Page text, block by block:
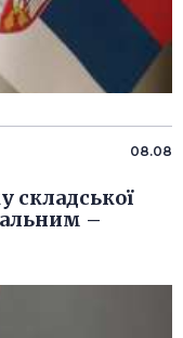
08.08
складської
–